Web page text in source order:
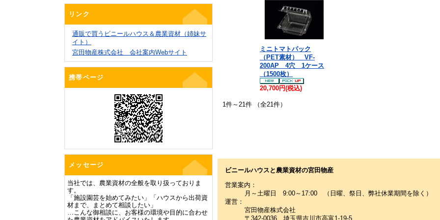
リンク
通販で買うビニールハウス＆農業資材（姉妹サ
イト）
宮田物産株式会社 会社案内Webサイト
携帯ページ
メッセージ
当社では、農業資材の全般を取り扱っておりま
す。
「施設園芸を始めてみたい」「ハウスから出荷資
材まで、まとめて相談したい」
…こんな御相談に、お客様の環境や目的に合わせ
ミニトマトパック
（PET素材） VF-
200AP 4穴 1ケース
（1500枚）
20,700円(税込)
1件～21件 （全21件）
ビニールハウスと農業資材の宮田物産
営業案内：
月～土曜日 9:00～17:00 （日曜、祭日、弊社休業期間を除く）
運営：
宮田物産株式会社
〒342-0036 埼玉県吉川市高富1-19-5